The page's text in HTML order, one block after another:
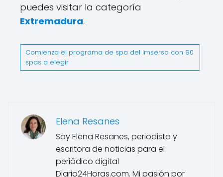
puedes visitar la categoría
Extremadura.
Comienza el programa de spa del Imserso con 90
spas a elegir
Elena Resanes
Soy Elena Resanes, periodista y
escritora de noticias para el
periódico digital
Diario24Horas.com. Mi pasión por